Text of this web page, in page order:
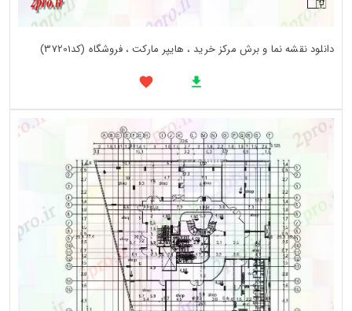
دانلود نقشه نما و برش مرکز خرید ، هایپر مارکت ، فروشگاه (کد37201)